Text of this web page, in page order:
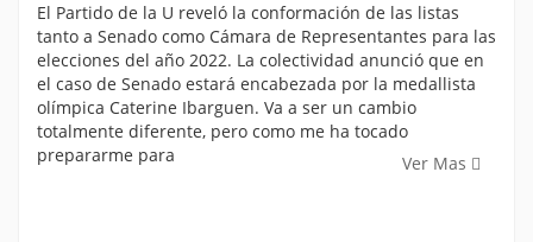
El Partido de la U reveló la conformación de las listas
tanto a Senado como Cámara de Representantes para las
elecciones del año 2022. La colectividad anunció que en
el caso de Senado estará encabezada por la medallista
olímpica Caterine Ibarguen. Va a ser un cambio
totalmente diferente, pero como me ha tocado
prepararme para
Ver Mas